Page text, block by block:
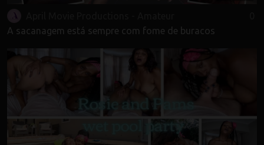
A sacanagem está sempre com fome de buracos